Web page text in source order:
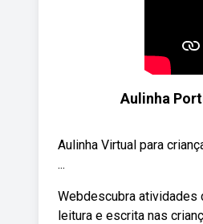
Aulinha
Aulinha Virtual para
...
Webdescubra atividades
leitura e escrita nas